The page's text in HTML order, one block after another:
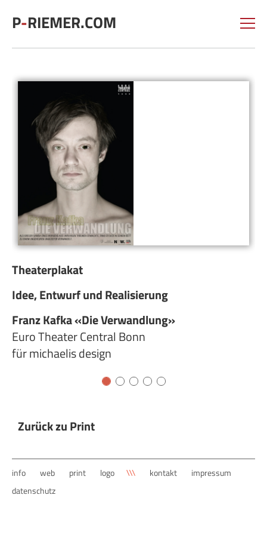
P-RIEMER.COM
Theaterplakat
Idee, Entwurf und Realisierung
Franz Kafka «Die Verwandlung»
Euro Theater Central Bonn
für michaelis design
Zurück zu Print
navigation
überspringen
info web print logo kontakt
impressum
datenschutz